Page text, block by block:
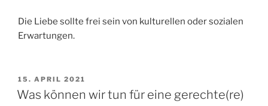
Die Liebe sollte frei sein von kulturellen oder sozialen
Erwartungen.
VERÖFFENTLICHT
AM
15. APRIL 2021
Was können wir tun für eine gerechte(re)